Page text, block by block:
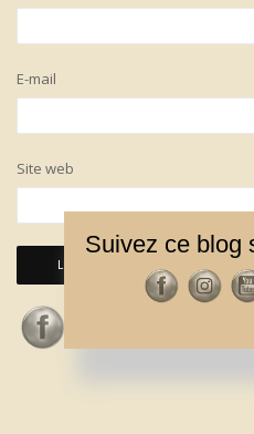
E-mail
Site web
Suivez ce blog